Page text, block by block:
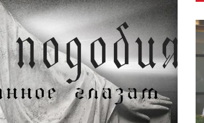
ШКОЛА ШЕФА: КУХНЯ НОВОГО
ВРЕМЕНИ 2026